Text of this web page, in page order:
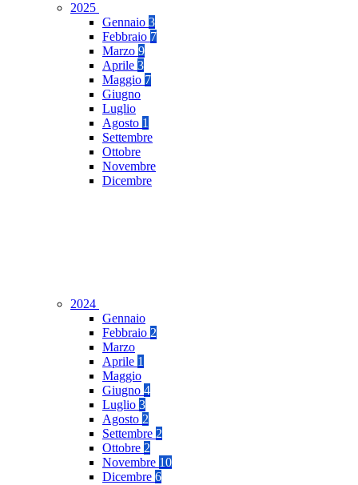
2025
Gennaio 3
Febbraio 7
Marzo 9
Aprile 3
Maggio 7
Giugno
Luglio
Agosto 1
Settembre
Ottobre
Novembre
Dicembre
2024
Gennaio
Febbraio 2
Marzo
Aprile 1
Maggio
Giugno 4
Luglio 3
Agosto 2
Settembre 2
Ottobre 2
Novembre 10
Dicembre 6